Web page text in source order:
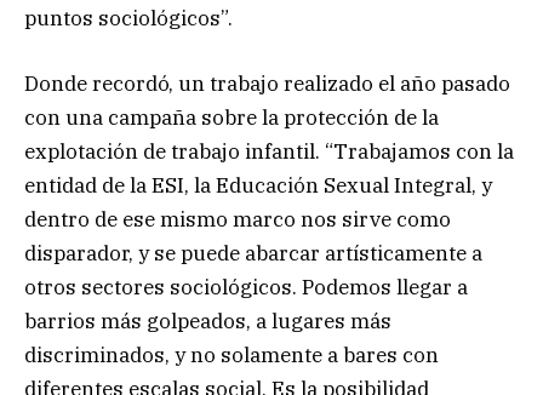
puntos sociológicos”.
Donde recordó, un trabajo realizado el año pasado
con una campaña sobre la protección de la
explotación de trabajo infantil. “Trabajamos con la
entidad de la ESI, la Educación Sexual Integral, y
dentro de ese mismo marco nos sirve como
disparador, y se puede abarcar artísticamente a
otros sectores sociológicos. Podemos llegar a
barrios más golpeados, a lugares más
discriminados, y no solamente a bares con
diferentes escalas social. Es la posibilidad